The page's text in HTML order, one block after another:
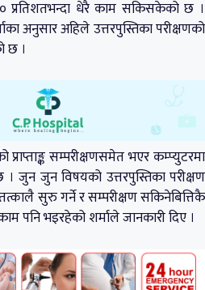
प्रतिशतभन्दा धेरै काम सकिसकेको छ ।
अनुसार अहिले उत्तरपुस्तिका परीक्षणको
छ ।
सम्परीक्षणसमेत भएर कम्प्युटरमा
जुन जुन विषयको उत्तरपुस्तिका परीक्षण
सुरु गर्ने र सम्परीक्षण सकिनेबित्तिकै
काम पनि भइरहेको शर्माले जानकारी दिए ।